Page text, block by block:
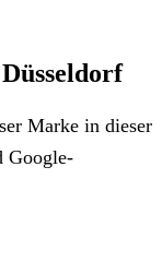
Marke in dieser
Google-